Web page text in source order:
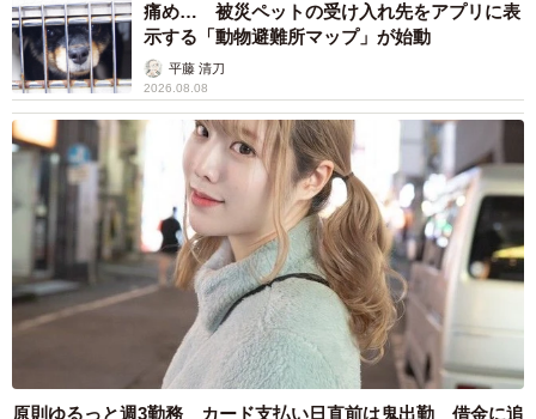
痛め… 被災ペットの受け入れ先をアプリに表
示する「動物避難所マップ」が始動
平藤 清刀
2026.08.08
原則ゆるっと週3勤務 カード支払い日直前は鬼出勤 借金に追